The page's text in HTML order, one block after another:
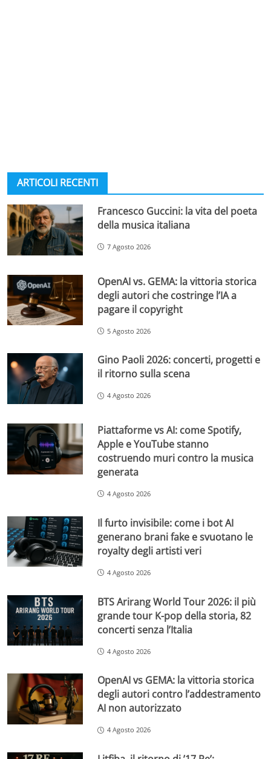
ARTICOLI RECENTI
Francesco Guccini: la vita del poeta
della musica italiana
7 Agosto 2026
OpenAI vs. GEMA: la vittoria storica
degli autori che costringe l’IA a
pagare il copyright
5 Agosto 2026
Gino Paoli 2026: concerti, progetti e
il ritorno sulla scena
4 Agosto 2026
Piattaforme vs AI: come Spotify,
Apple e YouTube stanno
costruendo muri contro la musica
generata
4 Agosto 2026
Il furto invisibile: come i bot AI
generano brani fake e svuotano le
royalty degli artisti veri
4 Agosto 2026
BTS Arirang World Tour 2026: il più
grande tour K-pop della storia, 82
concerti senza l’Italia
4 Agosto 2026
OpenAI vs GEMA: la vittoria storica
degli autori contro l’addestramento
AI non autorizzato
4 Agosto 2026